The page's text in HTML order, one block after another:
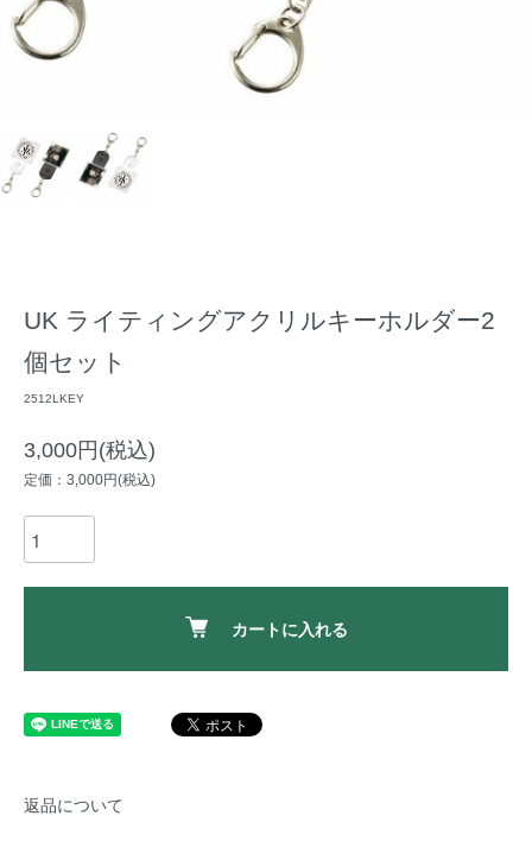
UK ライティングアクリルキーホルダー2
個セット
2512LKEY
3,000円(税込)
定価：3,000円(税込)
カートに入れる
返品について